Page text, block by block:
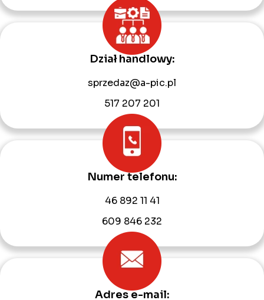
Dział handlowy:
sprzedaz@a-pic.pl
517 207 201
Numer telefonu:
46 892 11 41
609 846 232
Adres e-mail: